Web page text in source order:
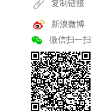
复制链接
新浪微博
微信扫一扫